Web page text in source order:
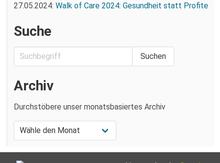
27.05.2024: Walk of Care 2024: Gesundheit statt Profite
Suche
Archiv
Durchstöbere unser monatsbasiertes Archiv